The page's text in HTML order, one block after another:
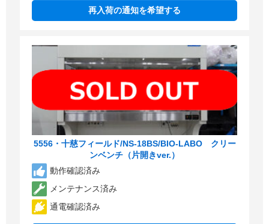
再入荷の通知を希望する
5556・十慈フィールド/NS-18BS/BIO-LABO クリー
ンベンチ（片開きver.）
動作確認済み
メンテナンス済み
通電確認済み